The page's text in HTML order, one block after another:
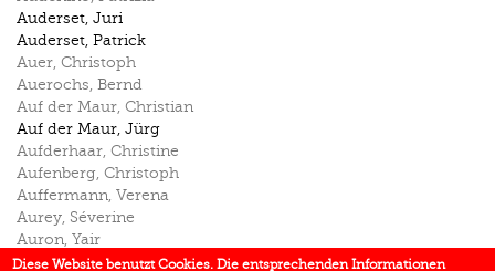
Auderset, Juri
Auderset, Patrick
Auer, Christoph
Auerochs, Bernd
Auf der Maur, Christian
Auf der Maur, Jürg
Aufderhaar, Christine
Aufenberg, Christoph
Auffermann, Verena
Aurey, Séverine
Auron, Yair
Aust ,Hugo
Diese Website benutzt Cookies. Die entsprechenden Informationen